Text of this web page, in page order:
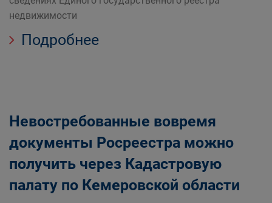
недвижимости
Подробнее
Невостребованные вовремя
документы Росреестра можно
получить через Кадастровую
палату по Кемеровской области